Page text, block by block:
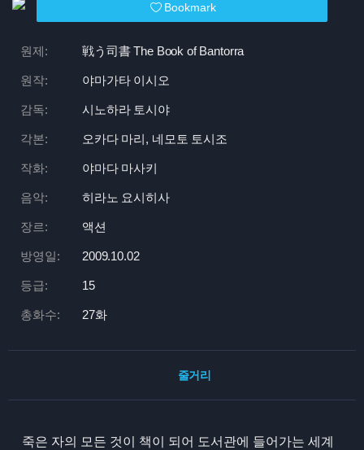
Bookmark
원제: 戦う司書 The Book of Bantorra
원작: 야마가타 이시오
감독: 시노하라 토시야
각본: 오카다 마리, 네모토 토시조
작화: 야마다 마사키
음악: 히라노 요시히사
장르: 액션
방영일: 2009.10.02
등급: 15
총화수: 27화
줄거리
죽은 자의 모든 것이 책이 되어 도서관에 들어가는 세계